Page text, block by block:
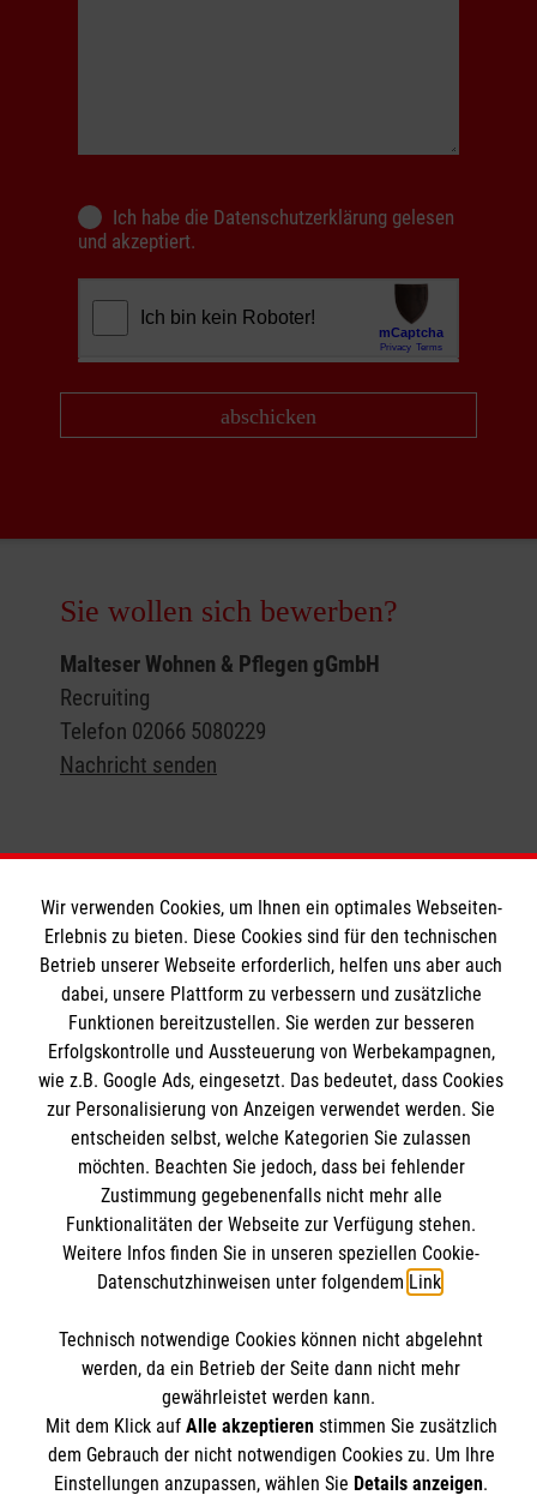
Ich habe die Datenschutzerklärung gelesen
und akzeptiert.
Sie wollen sich bewerben?
Malteser Wohnen & Pflegen gGmbH
Recruiting
Telefon 02066 5080229
Nachricht senden
Unsere Einrichtungen im Norden
Malteserstift St. Klara, Flensburg
Malteserstift St. Elisabeth, Wismar
Malteserstift Haus St. Birgitta, Travemünde
Unsere Hamburger Einrichtungen
Malteserstift St. Maximilian Kolbe
Malteserstift St. Theresien
Malteserstift Johannes XXIII.
Malteserstift St. Elisabeth
Malteserstift Bischof-Ketteler
Informationen
Impressum
Datenschutz
Soziale Netzwerke
Wir verwenden Cookies, um Ihnen ein optimales Webseiten-
Erlebnis zu bieten. Diese Cookies sind für den technischen
Betrieb unserer Webseite erforderlich, helfen uns aber auch
dabei, unsere Plattform zu verbessern und zusätzliche
Funktionen bereitzustellen. Sie werden zur besseren
Erfolgskontrolle und Aussteuerung von Werbekampagnen,
wie z.B. Google Ads, eingesetzt. Das bedeutet, dass Cookies
zur Personalisierung von Anzeigen verwendet werden. Sie
entscheiden selbst, welche Kategorien Sie zulassen
möchten. Beachten Sie jedoch, dass bei fehlender
Zustimmung gegebenenfalls nicht mehr alle
Funktionalitäten der Webseite zur Verfügung stehen.
Weitere Infos finden Sie in unseren speziellen Cookie-
Datenschutzhinweisen unter folgendem Link.
Technisch notwendige Cookies können nicht abgelehnt
werden, da ein Betrieb der Seite dann nicht mehr
gewährleistet werden kann.
Mit dem Klick auf Alle akzeptierenstimmen Sie zusätzlich
dem Gebrauch der nicht notwendigen Cookies zu. Um Ihre
Einstellungen anzupassen, wählen Sie Details anzeigen.